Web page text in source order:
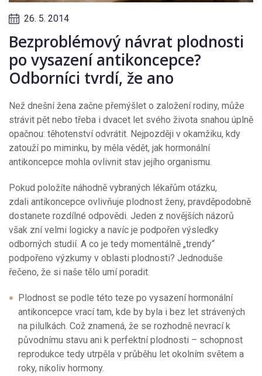
26. 5. 2014
Bezproblémový návrat plodnosti
po vysazení antikoncepce?
Odborníci tvrdí, že ano
Než dnešní žena začne přemýšlet o založení rodiny, může
strávit pět nebo třeba i dvacet let svého života snahou úplně
opačnou: těhotenství odvrátit. Nejpozději v okamžiku, kdy
zatouží po miminku, by měla vědět, jak hormonální
antikoncepce mohla ovlivnit stav jejího organismu.
Pokud položíte náhodně vybraných lékařům otázku,
zdali antikoncepce ovlivňuje plodnost ženy, pravděpodobně
dostanete rozdílné odpovědi. Jeden z novějších názorů
však zní velmi logicky a navíc je podpořen výsledky
odborných studií. A co je tedy momentálně „trendy“
podpořeno výzkumy v oblasti plodnosti? Jednoduše
řečeno, že si naše tělo umí poradit.
Plodnost se podle této teze po vysazení hormonální
antikoncepce vrací tam, kde by byla i bez let strávených
na pilulkách. Což znamená, že se rozhodně nevrací k
původnímu stavu ani k perfektní plodnosti – schopnost
reprodukce tedy utrpěla v průběhu let okolním světem a
roky, nikoliv hormony.